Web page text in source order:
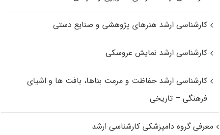
کارشناسی ارشد هنرهای پژوهشی و صنایع دستی
کارشناسی ارشد نمایش عروسکی
کارشناسی ارشد حفاظت و مرمت بناها، بافت‌ ها و اشیای
فرهنگی – تاریخی
معرفی گروه دامپزشکی کارشناسی ارشد